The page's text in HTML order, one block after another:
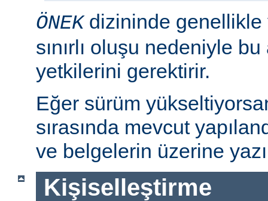
ÖNEKdizininde genellikle
sınırlı oluşu nedeniyle
yetkilerini gerektirir.
Eğer sürüm
sırasında mevcut
ve belgelerin üzerine
Kişiselleştirme